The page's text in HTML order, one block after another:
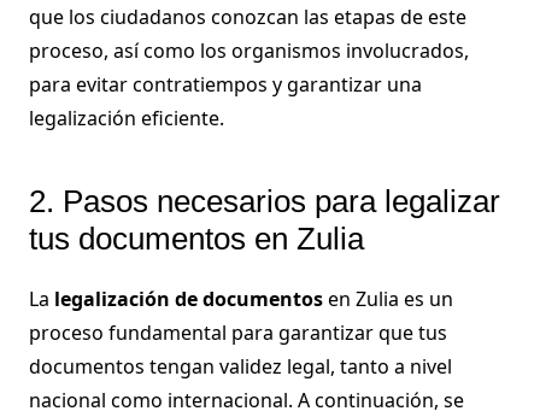
que los ciudadanos conozcan las etapas de este
proceso, así como los organismos involucrados,
para evitar contratiempos y garantizar una
legalización eficiente.
2. Pasos necesarios para legalizar
tus documentos en Zulia
La legalización de documentosen Zulia es un
proceso fundamental para garantizar que tus
documentos tengan validez legal, tanto a nivel
nacional como internacional. A continuación, se